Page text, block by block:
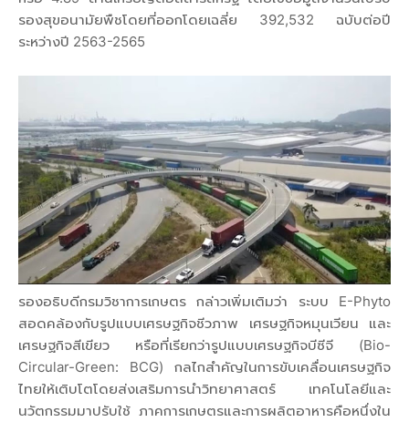
รองสุขอนามัยพืชโดยที่ออกโดยเฉลี่ย 392,532 ฉบับต่อปี
ระหว่างปี 2563-2565
รองอธิบดีกรมวิชาการเกษตร กล่าวเพิ่มเติมว่า ระบบ E-Phyto
สอดคล้องกับรูปแบบเศรษฐกิจชีวภาพ เศรษฐกิจหมุนเวียน และ
เศรษฐกิจสีเขียว หรือที่เรียกว่ารูปแบบเศรษฐกิจบีซีจี (Bio-
Circular-Green: BCG) กลไกสำคัญในการขับเคลื่อนเศรษฐกิจ
ไทยให้เติบโตโดยส่งเสริมการนำวิทยาศาสตร์ เทคโนโลยีและ
นวัตกรรมมาปรับใช้ ภาคการเกษตรและการผลิตอาหารคือหนึ่งใน